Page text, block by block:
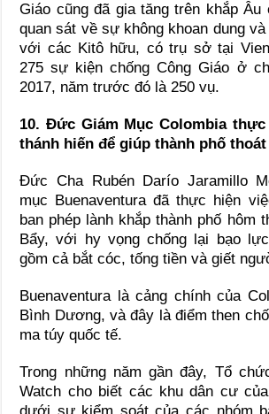
Giáo cũng đã gia tăng trên khắp Âu
quan sát về sự không khoan dung
với các Kitô hữu, có trụ sở tại
275 sự kiện chống Công Giáo ở
2017, năm trước đó là 250 vụ.
10. Đức Giám Mục Colombia
thánh hiến để giúp thành phố
Đức Cha Rubén Darío Jaramillo
mục Buenaventura đã thực hiện
ban phép lành khắp thành phố hôm
Bẩy, với hy vọng chống lại bạo
gồm cả bắt cóc, tống tiền và giết
Buenaventura là cảng chính của
Bình Dương, và đây là điểm then
ma túy quốc tế.
Trong những năm gần đây, Tổ
Watch cho biết các khu dân cư